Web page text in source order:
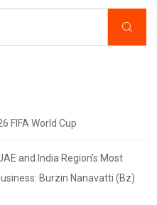
FIFA World Cup
and India Region’s Most
Burzin Nanavatti (Bz)